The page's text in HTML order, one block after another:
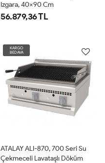
Izgara, 40x90 Cm
56.879,36 TL
KARGO
BEDAVA
ATALAY ALI-870, 700 Seri Su
Çekmeceli Lavataşlı Döküm